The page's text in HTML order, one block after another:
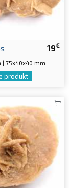
19€
| 75x40x40 mm
produkt